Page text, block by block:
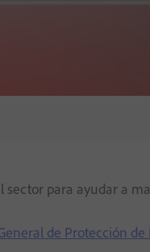
para ayudar a
de Protección de